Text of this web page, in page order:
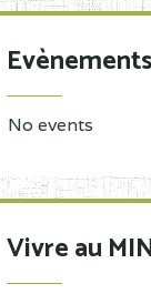
Evènements
No events
Vivre au